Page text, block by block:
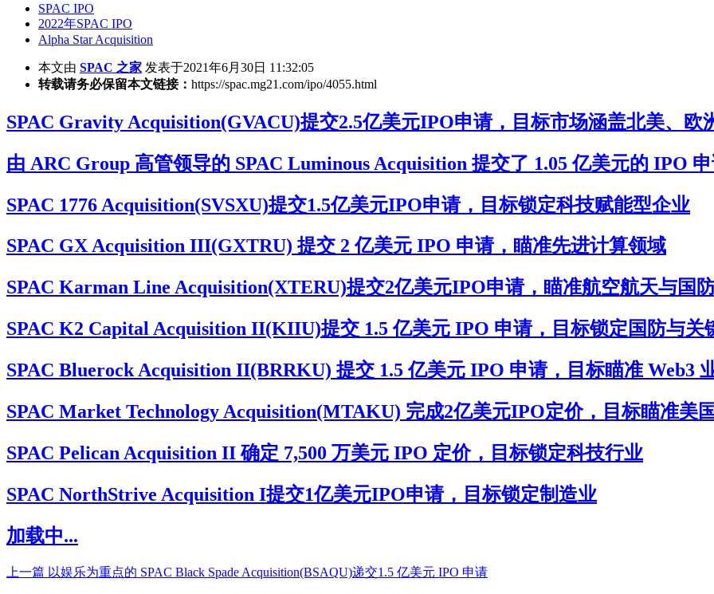
SPAC IPO
2022年SPAC IPO
Alpha Star Acquisition
本文由 SPAC 之家 发表于2021年6月30日 11:32:05
转载请务必保留本文链接： https://spac.mg21.com/ipo/4055.html
SPAC Gravity Acquisition(GVACU)提交2.5亿美元IPO申请，目标市场涵盖北美、欧
由 ARC Group 高管领导的 SPAC Luminous Acquisition 提交了 1.05 亿美元的 IPO
SPAC 1776 Acquisition(SVSXU)提交1.5亿美元IPO申请，目标锁定科技赋能型企业
SPAC GX Acquisition III(GXTRU) 提交 2 亿美元 IPO 申请，瞄准先进计算领域
SPAC Karman Line Acquisition(XTERU)提交2亿美元IPO申请，瞄准航空航天与国
SPAC K2 Capital Acquisition II(KIIU)提交 1.5 亿美元 IPO 申请，目标锁定国防与关
SPAC Bluerock Acquisition II(BRRKU) 提交 1.5 亿美元 IPO 申请，目标瞄准 Web3
SPAC Market Technology Acquisition(MTAKU) 完成2亿美元IPO定价，目标瞄准美
SPAC Pelican Acquisition II 确定 7,500 万美元 IPO 定价，目标锁定科技行业
SPAC NorthStrive Acquisition I提交1亿美元IPO申请，目标锁定制造业
加载中...
上一篇 以娱乐为重点的 SPAC Black Spade Acquisition(BSAQU)递交1.5 亿美元 IPO 申请